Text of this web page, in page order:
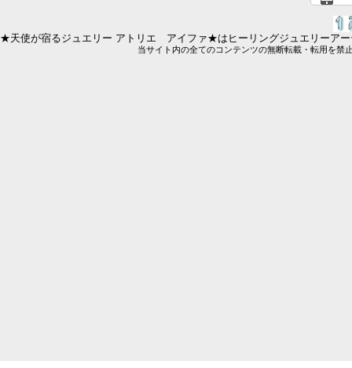
★天使が宿るジュエリー アトリエ アイファ★はヒーリングジュエリーア
当サイト内の全てのコンテンツの無断転載・転用を